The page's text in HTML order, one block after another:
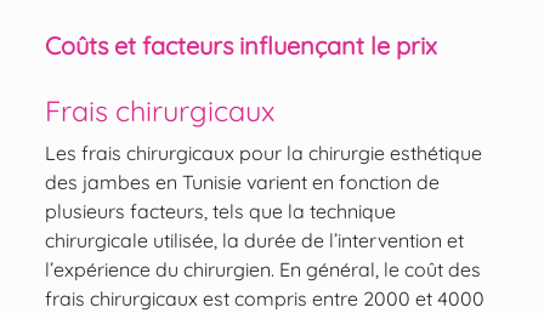
Coûts et facteurs influençant le prix
Frais chirurgicaux
Les frais chirurgicaux pour la chirurgie esthétique
des jambes en Tunisie varient en fonction de
plusieurs facteurs, tels que la technique
chirurgicale utilisée, la durée de l’intervention et
l’expérience du chirurgien. En général, le coût des
frais chirurgicaux est compris entre 2000 et 4000